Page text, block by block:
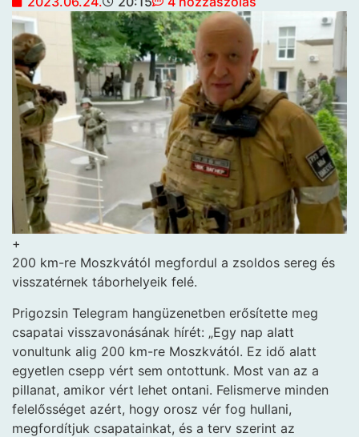
+
200 km-re Moszkvától megfordul a zsoldos sereg és
visszatérnek táborhelyeik felé.
Prigozsin Telegram hangüzenetben erősítette meg
csapatai visszavonásának hírét: „Egy nap alatt
vonultunk alig 200 km-re Moszkvától. Ez idő alatt
egyetlen csepp vért sem ontottunk. Most van az a
pillanat, amikor vért lehet ontani. Felismerve minden
felelősséget azért, hogy orosz vér fog hullani,
megfordítjuk csapatainkat, és a terv szerint az